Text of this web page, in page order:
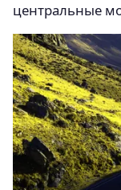
центральные